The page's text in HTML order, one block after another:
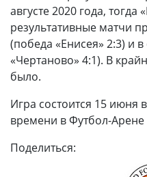
августе 2020 года,
результативные матчи
(победа «Енисея» 2:3) и
«Чертаново» 4:1). В
было.
Игра состоится 15 июня
времени в Футбол-Арене
Поделиться: